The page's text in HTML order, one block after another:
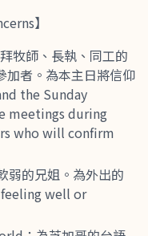
】
牧師、長執、同工的
加者。為本主日將信仰
the Sunday
meetings during
who will confirm
弱的兄姐。為外出的
well or